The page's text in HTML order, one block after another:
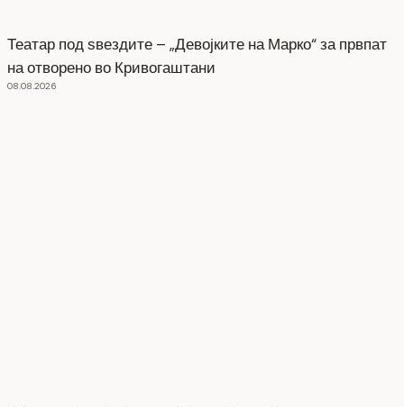
Театар под ѕвездите – „Девојките на Марко“ за првпат
на отворено во Кривогаштани
08.08.2026